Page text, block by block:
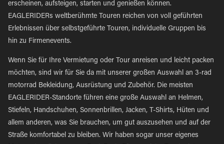
erscheinen, aufsteigen, starten und genießen können.
EAGLERIDERs weltberühmte Touren reichen von voll geführten
Erlebnissen über selbstgeführte Touren, individuelle Gruppen bis
hin zu Firmenevents.
Wenn Sie für Ihre Vermietung oder Tour anreisen und leicht packen
möchten, sind wir für Sie da mit unserer großen Auswahl an 3-rad
motorrad Bekleidung, Ausrüstung und Zubehör. Die meisten
EAGLERIDER-Standorte führen eine große Auswahl an Helmen,
Stiefeln, Handschuhen, Sonnenbrillen, Jacken, T-Shirts, Hüten und
allem anderen, was Sie brauchen, um gut auszusehen und auf der
Straße komfortabel zu bleiben. Wir haben sogar unser eigenes